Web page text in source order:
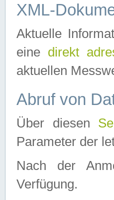
XML-
Aktuelle
eine direkt
aktuellen
Abruf von
Über diesen
Parameter der
Nach der
Verfügung.